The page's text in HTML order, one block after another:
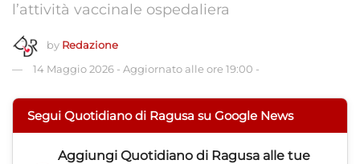
l’attività vaccinale ospedaliera
by Redazione
14 Maggio 2026 - Aggiornato alle ore 19:00 -
Segui Quotidiano di Ragusa su Google News
Aggiungi Quotidiano di Ragusa alle tue